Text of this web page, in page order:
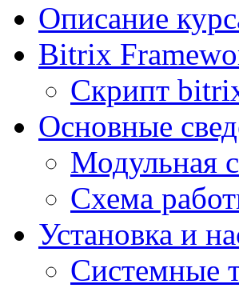
Описание
Bitrix
Скрипт
Основные
Модульная
Схема
Установка и
Системные